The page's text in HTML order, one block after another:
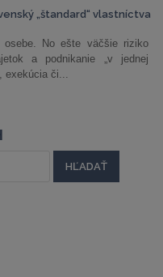
„štandard“ vlastníctva
osebe. No ešte väčšie riziko
a podnikanie „v jednej
exekúcia či...